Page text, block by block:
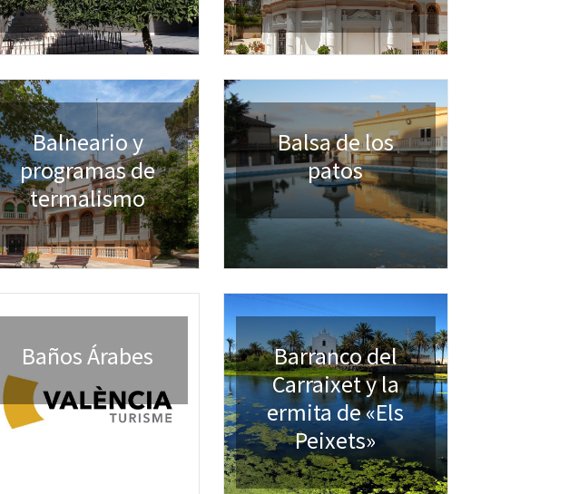
Balneario y
programas de
termalismo
Balsa de los
patos
Baños Árabes
Barranco del
Carraixet y la
ermita de «Els
Peixets»